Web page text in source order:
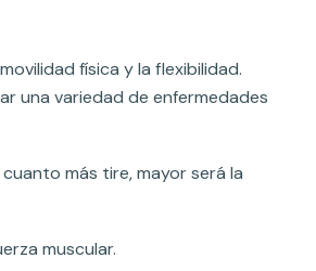
física y la flexibilidad.
una variedad de enfermedades
más tire, mayor será la
muscular.